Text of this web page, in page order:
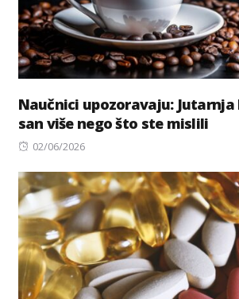
Naučnici upozoravaju:
san više nego što ste mislili
Posted
02/06/2026